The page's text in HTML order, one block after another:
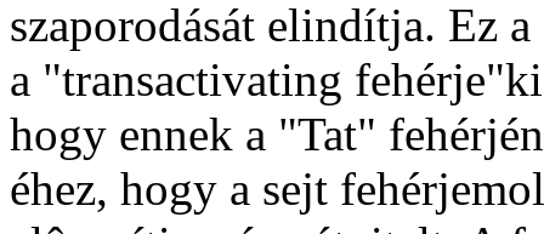
szaporodását elindítja. Ez
a "transactivating
hogy ennek a "Tat"
éhez, hogy a sejt